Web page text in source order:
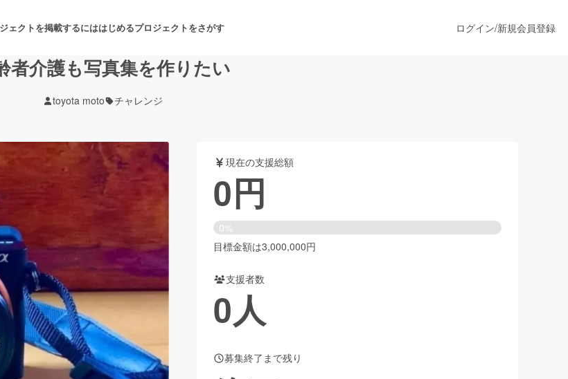
ェクトを掲載するにははじめるプロジェクトをさがす
舞台・パフォーマンス
出版 アニメ・漫画
ビューティー・ヘルスケア
CAMPFIRE for Social GoodCAMPFIRE Creation
ログイン/新規会員登録
者介護も写真集を作りたい
toyota moto チャレンジ
現在の支援総額
0円
0%
目標金額は3,000,000円
支援者数
0人
募集終了まで残り